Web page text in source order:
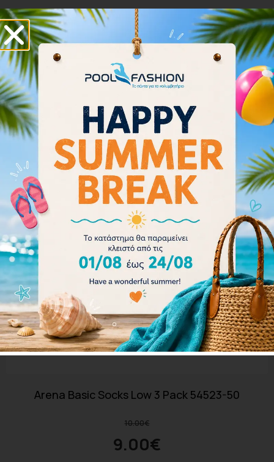
Arena Microfiber Towel 1,5×0,9 009051-680
33.30€
Προσθήκη στο καλάθι
Arena Basic Socks Low 3 Pack 54523-50
10.00€
9.00€